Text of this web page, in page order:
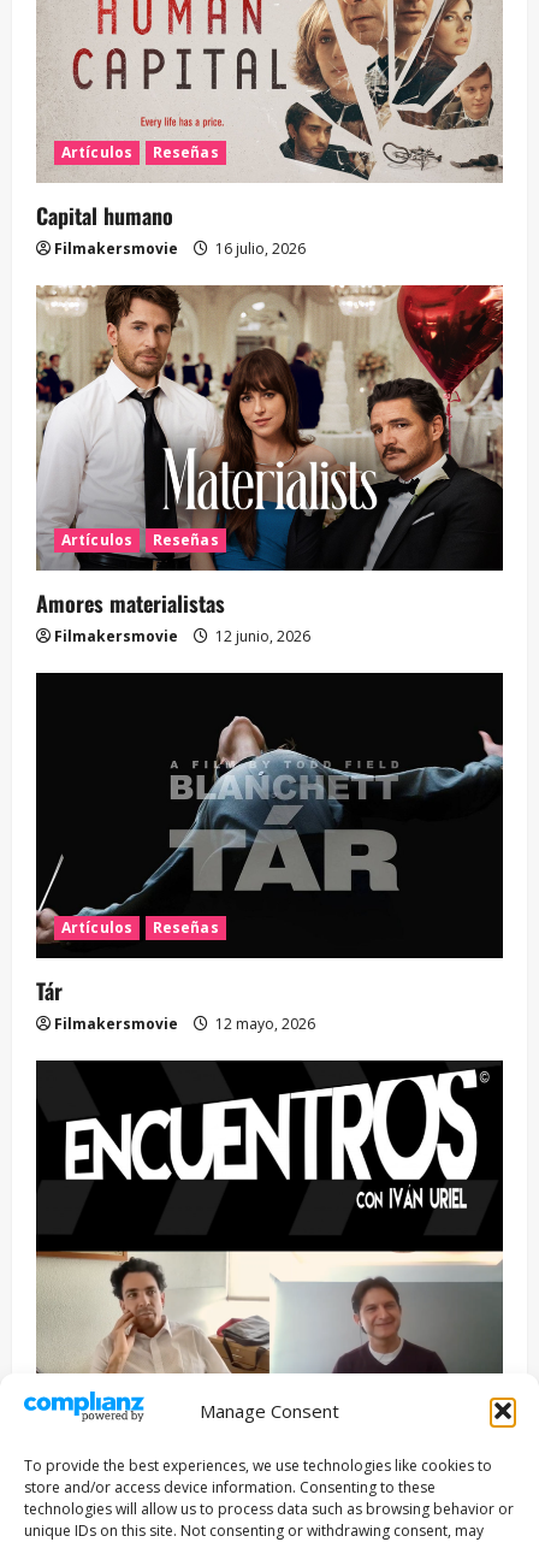
Manage Consent
To provide the best experiences, we use technologies like cookies to
store and/or access device information. Consenting to these
technologies will allow us to process data such as browsing behavior or
unique IDs on this site. Not consenting or withdrawing consent, may
Artículos Reseñas
Capital humano
Filmakersmovie 16 julio, 2026
Artículos Reseñas
Amores materialistas
Filmakersmovie 12 junio, 2026
Artículos Reseñas
Tár
Filmakersmovie 12 mayo, 2026
Entrevista Series
ENCUENTROS CON IVÁN URIEL T3E22: JUAN PATRICIO
RIVEROLL